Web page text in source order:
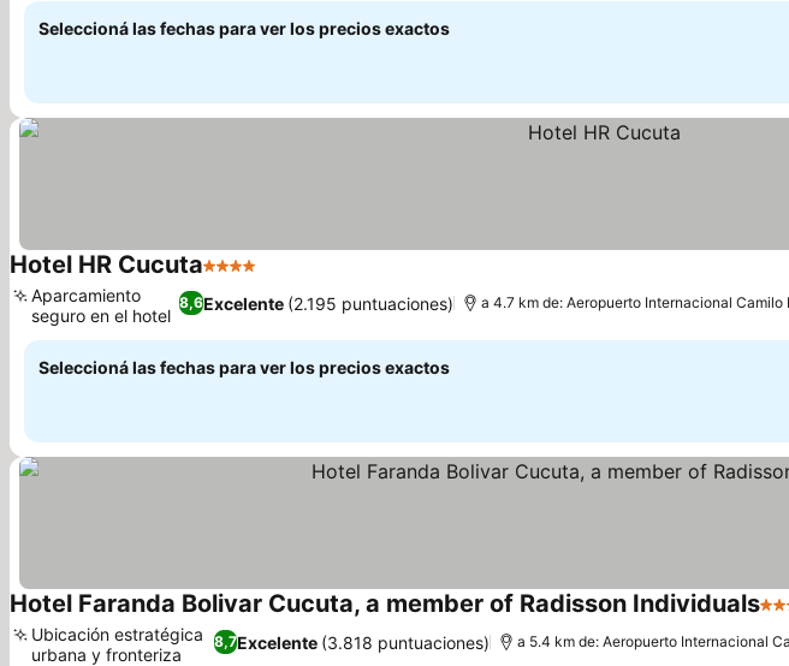
Seleccioná las fechas para ver los precios exactos
Hotel HR Cucuta4 Estrellas
8,6Excelente (2.195 puntuaciones)
Aparcamiento
seguro en el hotel
a 4.7 km de: Aeropuerto Internacional Camilo
Seleccioná las fechas para ver los precios exactos
Hotel Faranda Bolivar Cucuta, a member of Radisson Individuals4
8,7Excelente (3.818 puntuaciones)
Ubicación estratégica
urbana y fronteriza
a 5.4 km de: Aeropuerto Internacional